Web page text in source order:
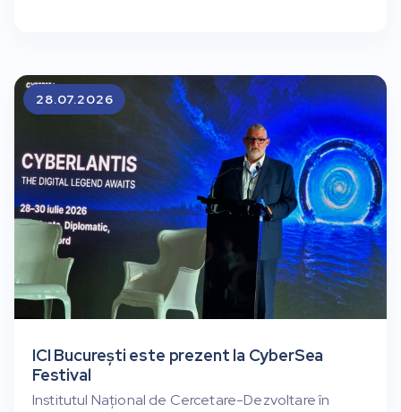
ICI București este prezent la CyberSea
Festival
Institutul Național de Cercetare-Dezvoltare în
28.07.2026